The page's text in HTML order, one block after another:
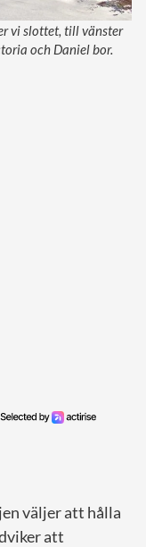
vi slottet, till vänster
och Daniel bor.
väljer att hålla
att